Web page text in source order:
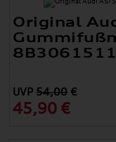
Original
8B3061511
UVP54,00 €
45,90 €